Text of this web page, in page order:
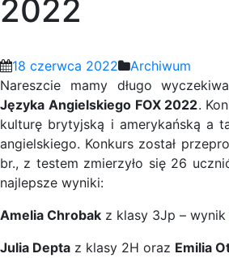
2022
18 czerwca 2022
Archiwum
Nareszcie mamy długo
Języka Angielskiego FOX 2022.
kulturę brytyjską i amerykańską a
angielskiego. Konkurs został
br., z testem zmierzyło się 26
najlepsze wyniki:
Amelia Chrobak z klasy 3Jp –
Julia Depta z klasy 2H oraz Emilia